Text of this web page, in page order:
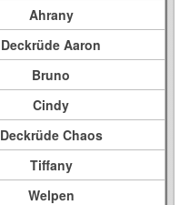
Ahrany
Deckrüde Aaron
Bruno
Cindy
Deckrüde Chaos
Tiffany
Welpen